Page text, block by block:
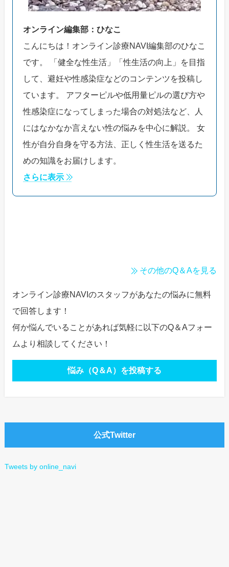
オンライン編集部：ひなこ
こんにちは！オンライン診療NAVI編集部のひなこ
です。 「健全な性生活」「性生活の向上」を目指
して、避妊や性感染症などのコンテンツを投稿し
ています。 アフターピルや低用量ピルの選び方や
性感染症になってしまった場合の対処法など、人
にはなかなか言えない性の悩みを中心に解説。 女
性が自分自身を守る方法、正しく性生活を送るた
めの知識をお届けします。
さらに表示
その他のQ＆Aを見る
オンライン診療NAVIのスタッフがあなたの悩みに無料
で回答します！
何か悩んでいることがあれば気軽に以下のQ＆Aフォー
ムより相談してください！
悩み（Q＆A）を投稿する
公式Twitter
Tweets by online_navi